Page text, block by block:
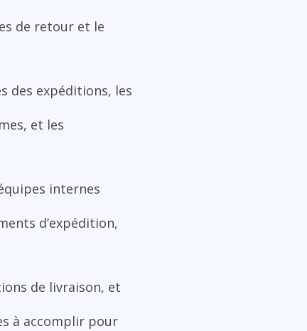
de retour et le
des expéditions, les
et les
internes
d’expédition,
de livraison, et
à accomplir pour